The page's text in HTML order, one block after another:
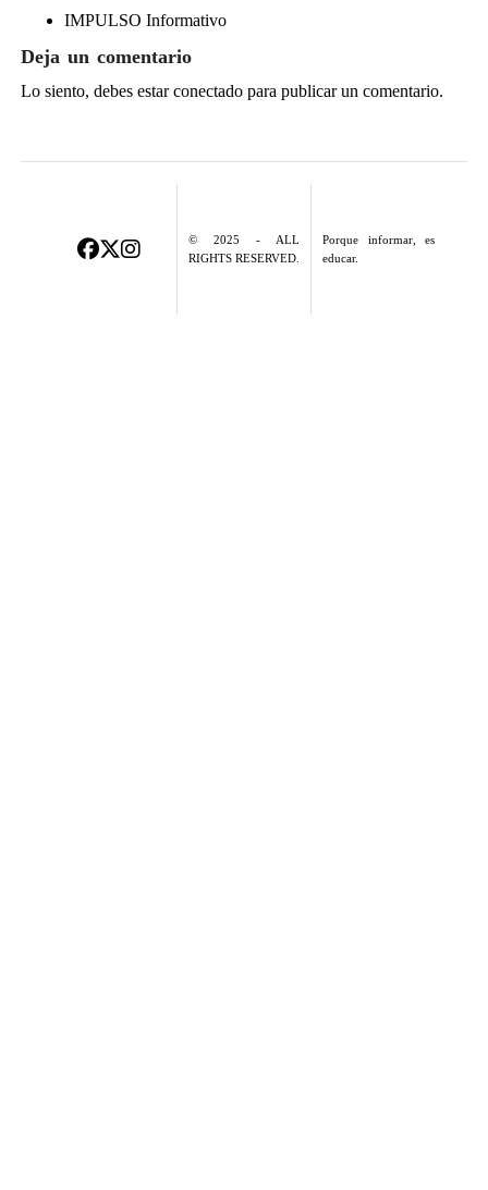
IMPULSO Informativo
Deja un comentario
Lo siento, debes estarconectadopara publicar un comentario.
© 2025 - ALL
RIGHTS RESERVED.
Porque informar, es
educar.